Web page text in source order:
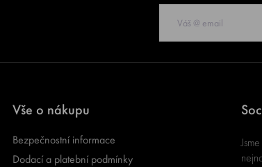
Vše o nákupu
Bezpečnostní informace
Dodací a platební podmínky